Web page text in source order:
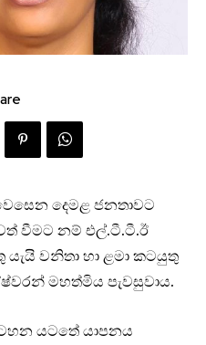
දෙමළ ජනතාවට
වීමට නම් එල්.ටී.ටී.ඊ
වනිතා හා ළමා කටයුතු
මහත්මිය පැවසුවාය.
යටතේ යාපනය